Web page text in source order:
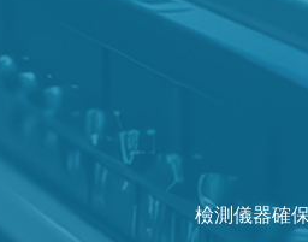
檢測儀器確